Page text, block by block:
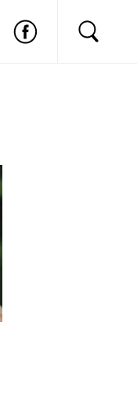
Nu ai cont?